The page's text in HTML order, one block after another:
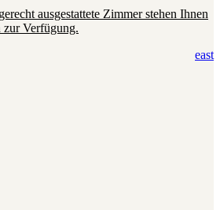
ausgestattete Zimmer stehen Ihnen
zur Verfügung.
east